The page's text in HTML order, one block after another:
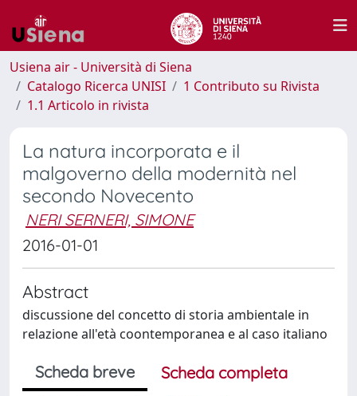
Usiena air - Università di Siena
Catalogo Ricerca UNISI
1 Contributo su Rivista
1.1 Articolo in rivista
La natura incorporata e il
malgoverno della modernità nel
secondo Novecento
NERI SERNERI, SIMONE
2016-01-01
Abstract
discussione del concetto di storia ambientale in
relazione all'età coontemporanea e al caso italiano
Scheda breve
Scheda completa